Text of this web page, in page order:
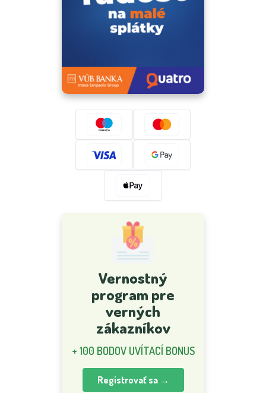
Vernostný
program pre
verných
zákazníkov
+ 100 BODOV UVÍTACÍ BONUS
Registrovať sa →